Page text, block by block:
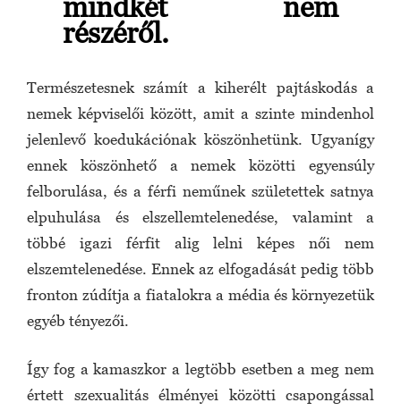
mindkét nem
részéről.
Természetesnek számít a kiherélt pajtáskodás a
nemek képviselői között, amit a szinte mindenhol
jelenlevő koedukációnak köszönhetünk. Ugyanígy
ennek köszönhető a nemek közötti egyensúly
felborulása, és a férfi neműnek születettek satnya
elpuhulása és elszellemtelenedése, valamint a
többé igazi férfit alig lelni képes női nem
elszemtelenedése. Ennek az elfogadását pedig több
fronton zúdítja a fiatalokra a média és környezetük
egyéb tényezői.
Így fog a kamaszkor a legtöbb esetben a meg nem
értett szexualitás élményei közötti csapongással